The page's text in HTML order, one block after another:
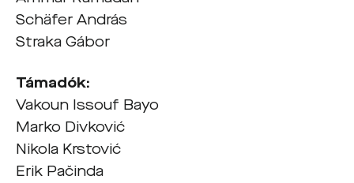
Schäfer András
Straka Gábor
Támadók:
Vakoun Issouf Bayo
Marko Divković
Nikola Krstović
Erik Pačinda